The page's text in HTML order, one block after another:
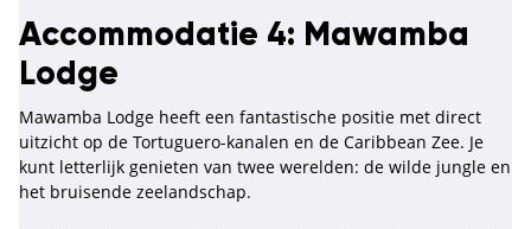
Accommodatie 4: Mawamba
Lodge
Mawamba Lodge heeft een fantastische positie met direct
uitzicht op de Tortuguero-kanalen en de Caribbean Zee. Je
kunt letterlijk genieten van twee werelden: de wilde jungle en
het bruisende zeelandschap.